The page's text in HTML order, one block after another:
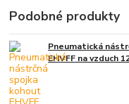
Podobné produkty
Pneumatická
EHVFF na vzduch